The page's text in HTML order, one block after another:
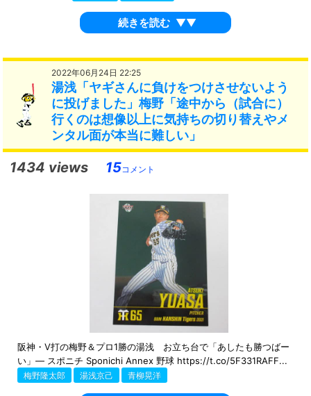
続きを読む ▼▼
2022年06月24日 22:25
湯浅「ヤギさんに負けをつけさせないよう
に投げました」梅野「途中から（試合に）
行くのは想像以上に気持ちの切り替えやメ
ンタル面が本当に難しい」
1434 views 15コメント
阪神・V打の梅野＆プロ1勝の湯浅 お立ち台で「あしたも勝つばー
い」― スポニチ Sponichi Annex 野球 https://t.co/5F331RAFF...
梅野隆太郎 湯浅京己 青柳晃洋